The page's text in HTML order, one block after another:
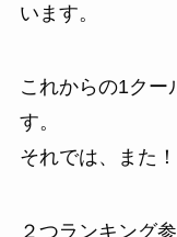
います。
これからの1クー
す。
それでは、また！
２つランキング